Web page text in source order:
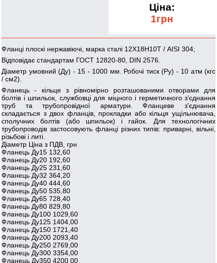
Ціна:
1грн
Фланці плоскі нержавіючі, марка сталі 12Х18Н10Т / AISI 304;
Відповідає стандартам ГОСТ 12820-80, DIN 2576.
Діаметр умовний (Ду) - 15 - 1000 мм. Робочі тиск (Ру) - 10 атм (кгс
/ см2).
Фланець - кільце з рівномірно розташованими отворами для
болтів і шпильок, службовці для міцного і герметичного з'єднання
труб та трубопровідної арматури. Фланцеве з'єднання
складається з двох фланців, прокладки або кільця ущільнювача,
сполучних болтів (або шпильок) і гайок. Для технологічних
трубопроводів застосовують фланці різних типів: приварні, вільні,
різьбові і литі.
Діаметр Ціна з ПДВ, грн
Фланець Ду15 132,60
Фланець Ду20 192,60
Фланець Ду25 231,60
Фланець Ду32 364,20
Фланець Ду40 444,60
Фланець Ду50 535,80
Фланець Ду65 728,40
Фланець Ду80 829,80
Фланець Ду100 1029,60
Фланець Ду125 1404,00
Фланець Ду150 1721,40
Фланець Ду200 2093,40
Фланець Ду250 2769,00
Фланець Ду300 3354,00
Фланець Ду350 4200,00